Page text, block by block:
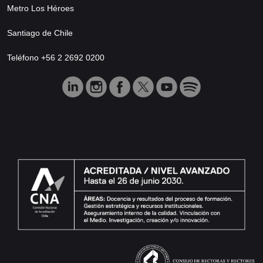
Metro Los Héroes
Santiago de Chile
Teléfono +56 2 2692 0200